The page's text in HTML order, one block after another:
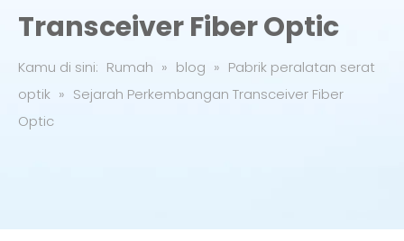
Transceiver Fiber Optic
Kamu di sini: Rumah » blog » Pabrik peralatan serat
optik » Sejarah Perkembangan Transceiver Fiber
Optic